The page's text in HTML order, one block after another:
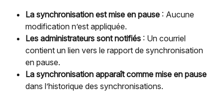
La synchronisation est mise en pause : Aucune
modification n’est appliquée.
Les administrateurs sont notifiés : Un courriel
contient un lien vers le rapport de synchronisation
en pause.
La synchronisation apparaît comme mise en pause
dans l’historique des synchronisations.